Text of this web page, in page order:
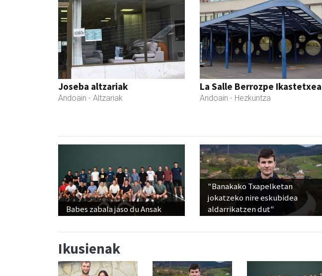
Joseba altzariak
Andoain - Altzariak
La Salle Berrozpe Ikastetxea
Andoain - Hezkuntza
Babes zabala jaso du Ansak
"Banakako Txapelketan
jokatzeko nire eskubidea
aldarrikatzen dut"
Ikusienak